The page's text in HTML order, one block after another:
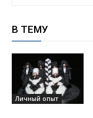
В ТЕМУ
Личный опыт